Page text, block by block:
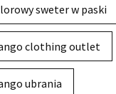
sweter w paski
clothing outlet
ubrania